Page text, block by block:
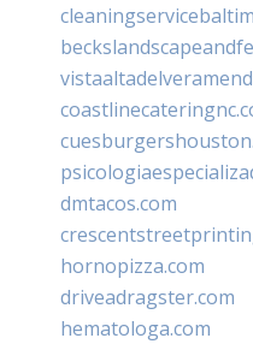
dmtacos.com
hornopizza.com
driveadragster.com
hematologa.com